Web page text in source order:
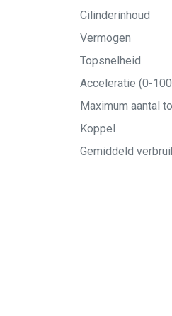
Cilinderinhoud
Vermogen
Topsnelheid
Acceleratie (0-
Maximum aantal
Koppel
Gemiddeld